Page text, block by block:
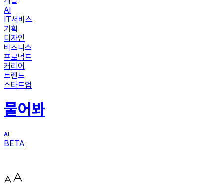
AI
IT서비스
기획
디자인
비즈니스
프로덕트
커리어
트렌드
스타트업
물어봐
BETA